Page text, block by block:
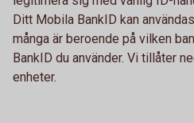
Ditt Mobila BankID kan
många är beroende på vilken
BankID du använder. Vi tillåter
enheter.